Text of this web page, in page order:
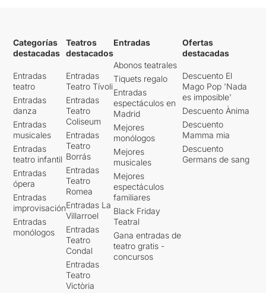
Categorías
destacadas
Entradas
teatro
Entradas
danza
Entradas
musicales
Entradas
teatro infantil
Entradas
ópera
Entradas
improvisación
Entradas
monólogos
Teatros
destacados
Entradas
Teatro Tívoli
Entradas
Teatro
Coliseum
Entradas
Teatro
Borrás
Entradas
Teatro
Romea
Entradas La
Villarroel
Entradas
Teatro
Condal
Entradas
Teatro
Victòria
Entradas
Abonos teatrales
Tiquets regalo
Entradas
espectáculos en
Madrid
Mejores
monólogos
Mejores
musicales
Mejores
espectáculos
familiares
Black Friday
Teatral
Gana entradas de
teatro gratis -
concursos
Ofertas
destacadas
Descuento El
Mago Pop 'Nada
es imposible'
Descuento Ànima
Descuento
Mamma mia
Descuento
Germans de sang